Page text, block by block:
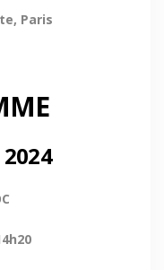
Paris